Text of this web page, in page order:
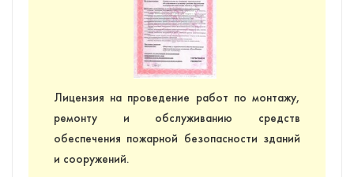
Лицензия на проведение работ по монтажу,
ремонту и обслуживанию средств
обеспечения пожарной безопасности зданий
и сооружений.